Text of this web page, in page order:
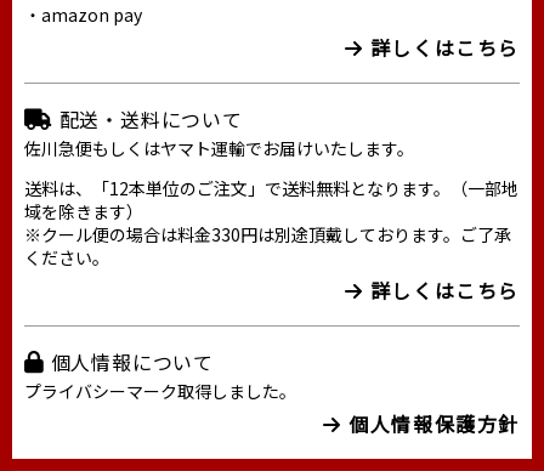
・amazon pay
詳しくはこちら
配送・送料について
佐川急便もしくはヤマト運輸でお届けいたします。
送料は、「12本単位のご注文」で送料無料となります。（一部地
域を除きます）
※クール便の場合は料金330円は別途頂戴しております。ご了承
ください。
詳しくはこちら
個人情報について
プライバシーマーク取得しました。
個人情報保護方針